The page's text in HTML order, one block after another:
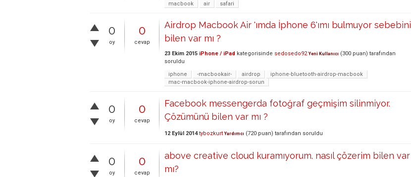
macbook air safari
0
oy
0
cevap
Airdrop Macbook Air 'ımda İphone 6'ımı bulmuyor sebebini
bilen var mı ?
23 Ekim 2015 iPhone / iPad kategorisinde sedosedo92 Yeni Kullanıcı (300 puan) tarafından
soruldu
iphone
-macbookair- airdrop
iphone-bluetooth-airdrop-macbook
mac-macbook-iphone-airdrop-sorun
0
oy
0
cevap
Facebook messengerda fotoğraf geçmişim silinmiyor.
Çözümünü bilen var mı ?
12 Eylül 2014 tybozkurt Yardımcı (720 puan) tarafından soruldu
0
oy
0
cevap
above creative cloud kuramıyorum. nasıl çözerim bilen var
mı?